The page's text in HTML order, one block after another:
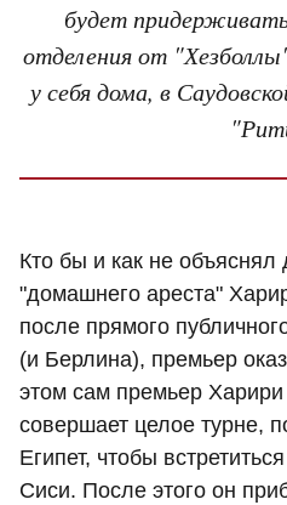
будет
отделения от
у себя дома, в
Кто бы и как не объяснял
"домашнего ареста"
после прямого
(и Берлина), премьер
этом сам премьер
совершает целое турне,
Египет, чтобы
Сиси. После этого он